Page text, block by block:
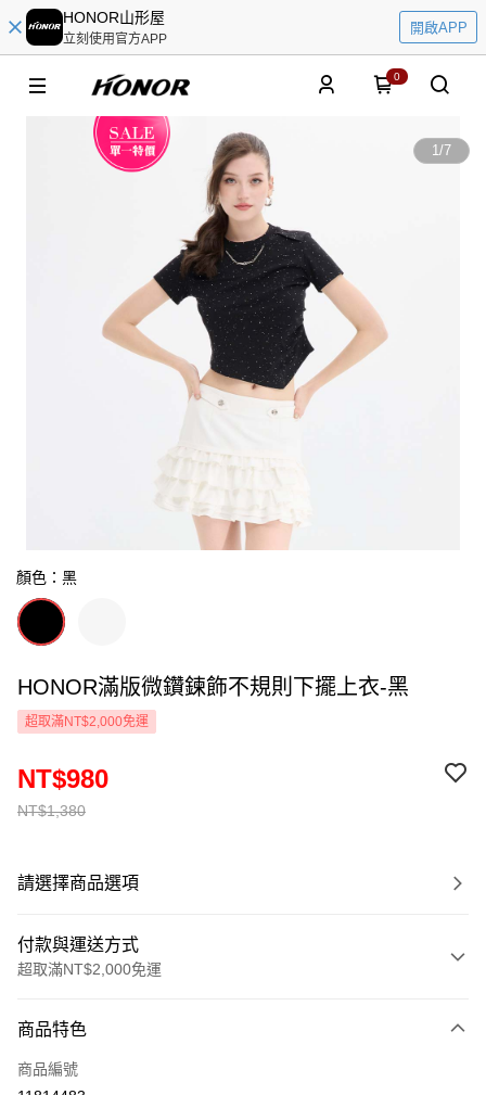
HONOR山形屋
立刻使用官方APP
開啟APP
0
1/7
顏色：黑
HONOR滿版微鑽鍊飾不規則下擺上衣-黑
超取滿NT$2,000免運
NT$1,380
NT$980
請選擇商品選項
付款與運送方式
超取滿NT$2,000免運
信用卡一次付款
超商取貨付款
商品特色
商品編號